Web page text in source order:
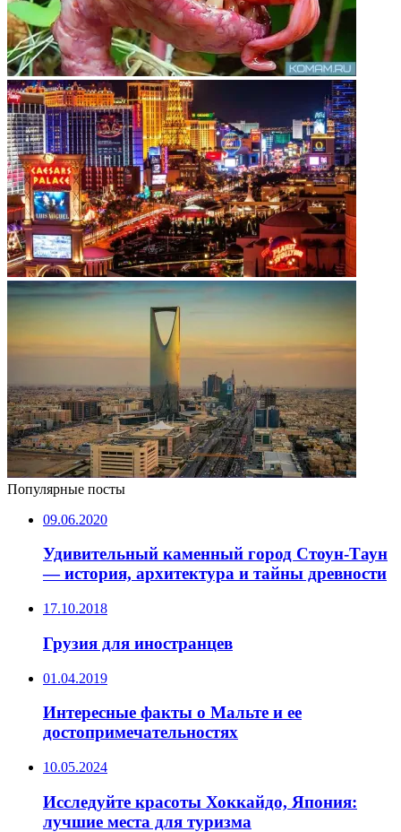
Популярные посты
09.06.2020
Удивительный каменный город Стоун-Таун
— история, архитектура и тайны древности
17.10.2018
Грузия для иностранцев
01.04.2019
Интересные факты о Мальте и ее
достопримечательностях
10.05.2024
Исследуйте красоты Хоккайдо, Япония:
лучшие места для туризма